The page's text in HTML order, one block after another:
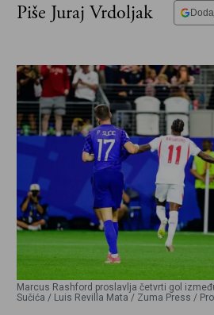
Piše Juraj Vrdoljak
Marcus Rashford proslavlja četvrti gol
Sučića / Luis Revilla Mata / Zuma Press /